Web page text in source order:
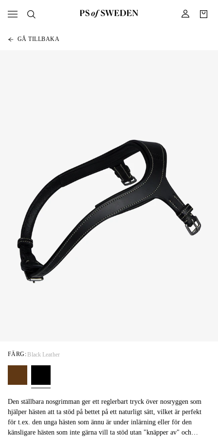
GÅ TILLBAKA
Den ställbara nosgrimman ger ett reglerbart tryck över nosryggen som
hjälper hästen att ta stöd på bettet på ett naturligt sätt, vilket är perfekt
för t.ex. den unga hästen som ännu är under inlärning eller för den
känsligare hästen som inte gärna vill ta stöd utan "knäpper av" och
FÄRG: Black Leather